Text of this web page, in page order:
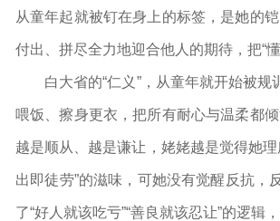
从童年起就被钉在身上的标签，是她的
付出、拼尽全力地迎合他人的期待，把“
白大省的“仁义”，从童年就开始被
喂饭、擦身更衣，把所有耐心与温柔都
越是顺从、越是谦让，姥姥越是觉得她
出即徒劳”的滋味，可她没有觉醒反抗，
了“好人就该吃亏”“善良就该忍让”的逻辑